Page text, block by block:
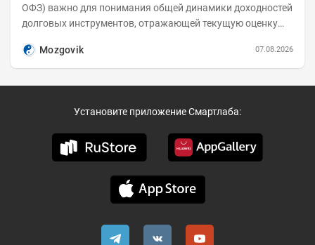
ОФЗ) важно для понимания общей динамики доходностей
долговых инструментов, отражающей текущую оценку
Mozgovik
07.08.2026
Установите приложение Смартлаба: